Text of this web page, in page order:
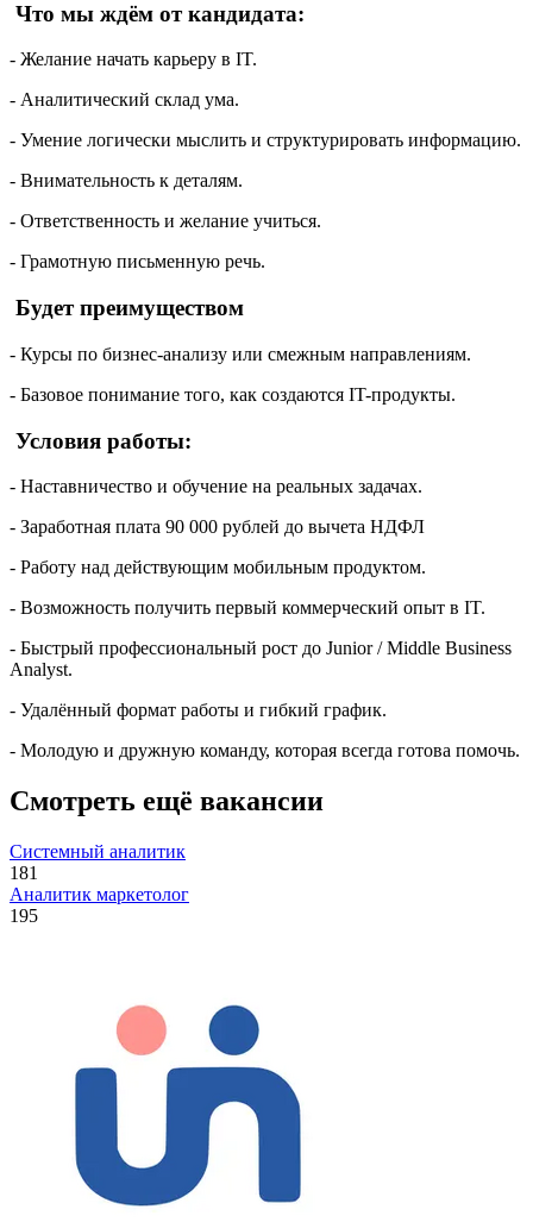
Что мы ждём от кандидата:
- Желание начать карьеру в IT.
- Аналитический склад ума.
- Умение логически мыслить и структурировать информацию.
- Внимательность к деталям.
- Ответственность и желание учиться.
- Грамотную письменную речь.
Будет преимуществом
- Курсы по бизнес-анализу или смежным направлениям.
- Базовое понимание того, как создаются IT-продукты.
Условия работы:
- Наставничество и обучение на реальных задачах.
- Заработная плата 90 000 рублей до вычета НДФЛ
- Работу над действующим мобильным продуктом.
- Возможность получить первый коммерческий опыт в IT.
- Быстрый профессиональный рост до Junior / Middle Business
Analyst.
- Удалённый формат работы и гибкий график.
- Молодую и дружную команду, которая всегда готова помочь.
Смотреть ещё вакансии
Системный аналитик
181
Аналитик маркетолог
195